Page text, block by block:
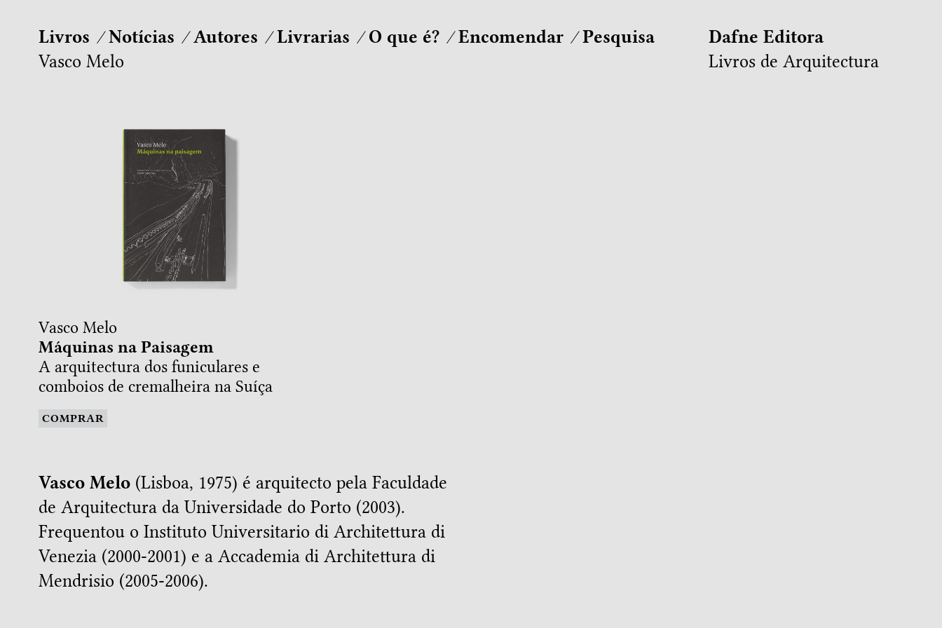
Dafne Editora
Livros de Arquitectura
Livros Notícias Autores Livrarias O que é? Encomendar
Pesquisa
Vasco Melo
Vasco Melo
Máquinas na Paisagem
A arquitectura dos funiculares e
comboios de cremalheira na Suíça
COMPRAR
Vasco Melo (Lisboa, 1975) é arquitecto pela Faculdade
de Arquitectura da Universidade do Porto (2003).
Frequentou o Instituto Universitario di Architettura di
Venezia (2000-2001) e a Accademia di Architettura di
Mendrisio (2005-2006).